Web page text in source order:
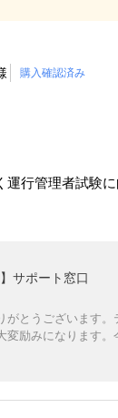
購入確認済み
運行管理者試験
サポート窓口
がとうございます
変励みになります